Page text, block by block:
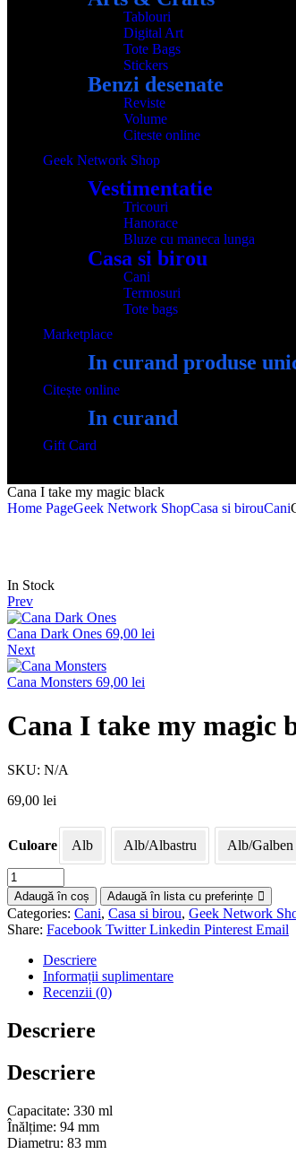
Tablouri
Digital Art
Tote Bags
Stickers
Benzi desenate
Reviste
Volume
Citeste online
Geek Network Shop
Vestimentatie
Tricouri
Hanorace
Bluze cu maneca lunga
Casa si birou
Cani
Termosuri
Tote bags
Marketplace
In curand produse
Citește online
In curand
Gift Card
Cana I take my magic black
Home PageGeek Network ShopCasa si birouCani
In Stock
Prev
Cana Dark Ones 69,00 lei
Next
Cana Monsters 69,00 lei
Cana I take my magic
SKU: N/A
69,00 lei
Culoare Alb Alb/Albastru Alb/Galben
Adaugă în coș Adaugă în lista cu preferințe
Categories: Cani, Casa si birou, Geek Network
Share: Facebook Twitter Linkedin Pinterest Email
Descriere
Informații suplimentare
Recenzii (0)
Descriere
Descriere
Capacitate: 330 ml
Înălțime: 94 mm
Diametru: 83 mm